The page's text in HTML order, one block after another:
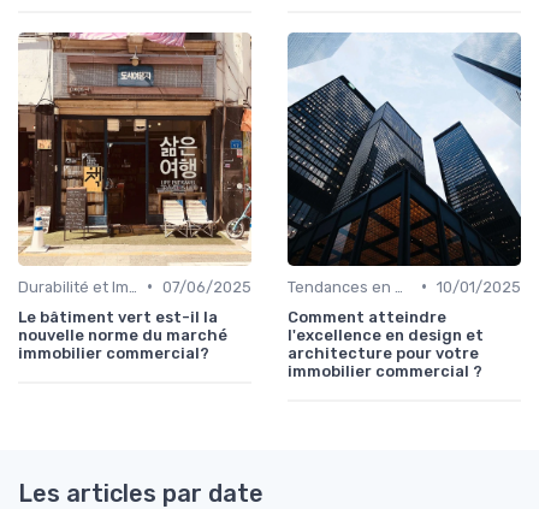
• 07/06/2025
Le bâtiment vert est-il la
nouvelle norme du marché
immobilier commercial?
• 10/01/2025
Comment atteindre
l'excellence en design et
architecture pour votre
immobilier commercial ?
Les articles par date